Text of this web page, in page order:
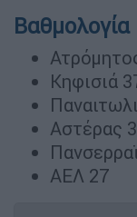
Βαθμολογία
Κηφισιά
Αστέρας
ΑΕΛ 27